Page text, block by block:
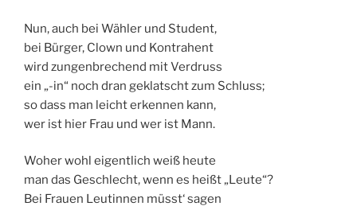
Nun, auch bei Wähler und Student,
bei Bürger, Clown und Kontrahent
wird zungenbrechend mit Verdruss
ein „-in“ noch dran geklatscht zum Schluss;
so dass man leicht erkennen kann,
wer ist hier Frau und wer ist Mann.
Woher wohl eigentlich weiß heute
man das Geschlecht, wenn es heißt „Leute“?
Bei Frauen Leutinnen müsst‘ sagen